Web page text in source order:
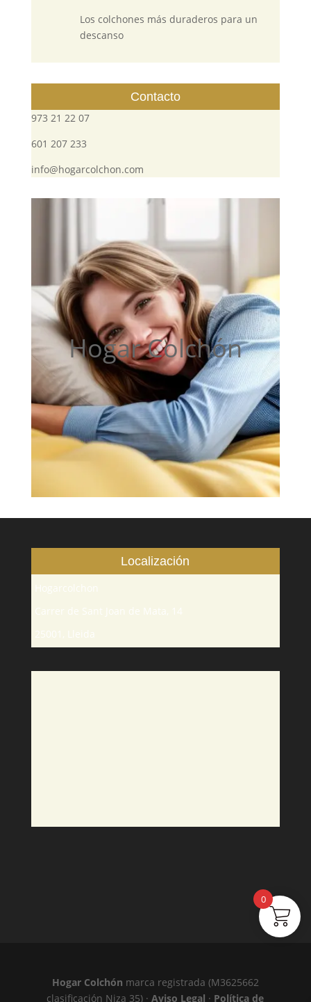
Los colchones más duraderos para un
descanso
Contacto
973 21 22 07
601 207 233
info@hogarcolchon.com
Hogar Colchón
Localización
Hogarcolchon
Carrer de Sant Joan de Mata, 14
25001, Lleida
Hogar Colchón marca registrada (M3625662
clasificación Niza 35) ·Aviso Legal · Política de
0